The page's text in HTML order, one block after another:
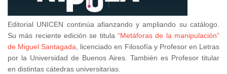
Editorial UNICEN continúa afianzando y ampliando su catálogo.
Su más reciente edición se titula “Metáforas de la manipulación”
de Miguel Santagada, licenciado en Filosofía y Profesor en Letras
por la Universidad de Buenos Aires. También es Profesor titular
en distintas cátedras universitarias.